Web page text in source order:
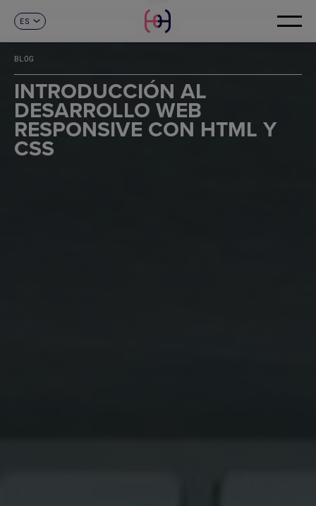
ES
FR
DE
IT
PT
CONTACTO
BLOG
INTRODUCCIÓN AL
DESARROLLO WEB
RESPONSIVE CON HTML Y
CSS